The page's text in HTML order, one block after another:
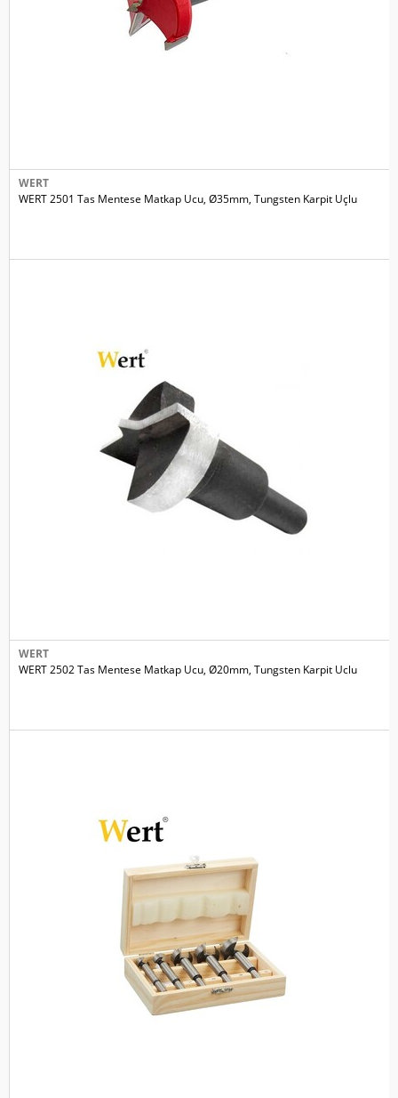
WERT
WERT 2501 Tas Mentese Matkap Ucu, Ø35mm, Tungsten Karpit Uçlu
WERT
WERT 2502 Tas Mentese Matkap Ucu, Ø20mm, Tungsten Karpit Uclu